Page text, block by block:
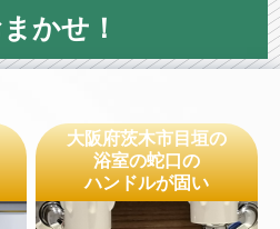
かせ！
大阪府茨木市目垣の
浴室の蛇口の
ハンドルが固い